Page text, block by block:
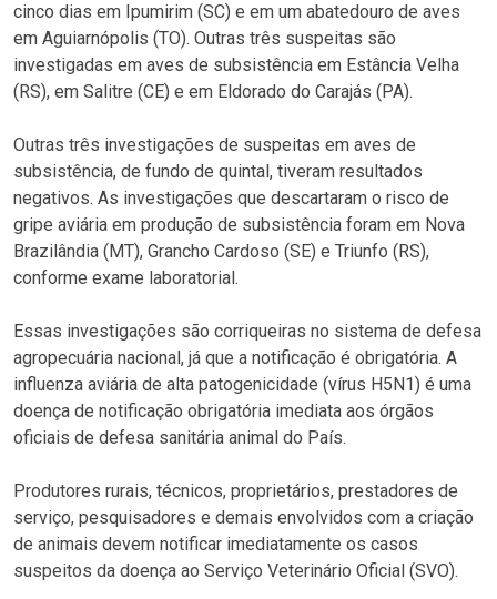
cinco dias em Ipumirim (SC) e em um abatedouro de aves
em Aguiarnópolis (TO). Outras três suspeitas são
investigadas em aves de subsistência em Estância Velha
(RS), em Salitre (CE) e em Eldorado do Carajás (PA).
Outras três investigações de suspeitas em aves de
subsistência, de fundo de quintal, tiveram resultados
negativos. As investigações que descartaram o risco de
gripe aviária em produção de subsistência foram em Nova
Brazilândia (MT), Grancho Cardoso (SE) e Triunfo (RS),
conforme exame laboratorial.
Essas investigações são corriqueiras no sistema de defesa
agropecuária nacional, já que a notificação é obrigatória. A
influenza aviária de alta patogenicidade (vírus H5N1) é uma
doença de notificação obrigatória imediata aos órgãos
oficiais de defesa sanitária animal do País.
Produtores rurais, técnicos, proprietários, prestadores de
serviço, pesquisadores e demais envolvidos com a criação
de animais devem notificar imediatamente os casos
suspeitos da doença ao Serviço Veterinário Oficial (SVO).